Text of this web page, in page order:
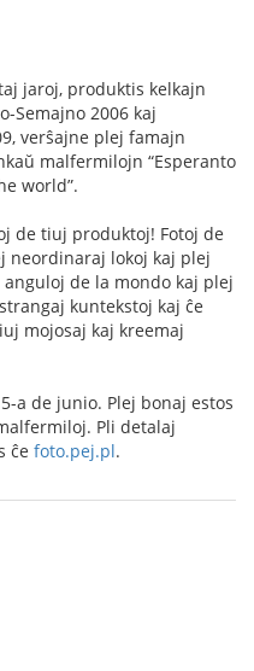
jaroj, produktis kelkajn
Semajno 2006 kaj
verŝajne plej famajn
malfermilojn “Esperanto
world”.
de tiuj produktoj! Fotoj de
neordinaraj lokoj kaj plej
de la mondo kaj plej
kuntekstoj kaj ĉe
mojosaj kaj kreemaj
a de junio. Plej bonaj estos
Pli detalaj
ĉe foto.pej.pl.